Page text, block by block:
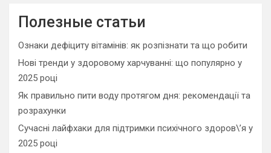
Полезные статьи
Ознаки дефіциту вітамінів: як розпізнати та що робити
Нові тренди у здоровому харчуванні: що популярно у
2025 році
Як правильно пити воду протягом дня: рекомендації та
розрахунки
Сучасні лайфхаки для підтримки психічного здоров\’я у
2025 році